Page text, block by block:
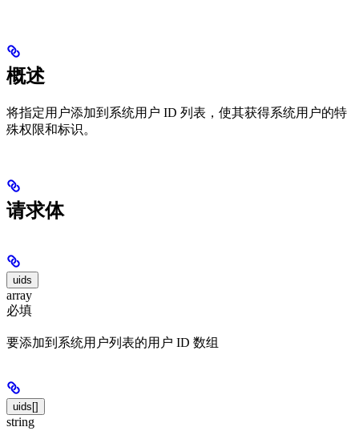
概述
将指定用户添加到系统用户 ID 列表，使其获得系统用户的特
殊权限和标识。
请求体
uids
array
必填
要添加到系统用户列表的用户 ID 数组
uids[]
string